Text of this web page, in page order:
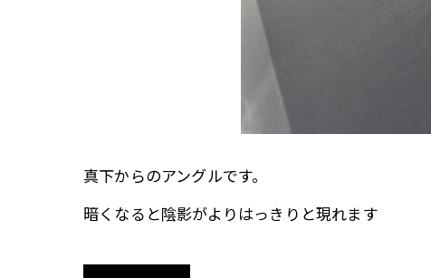
真下からのアングルです。
暗くなると陰影がよりはっきりと現れます